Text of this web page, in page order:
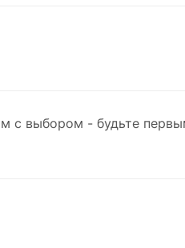
с выбором - будьте